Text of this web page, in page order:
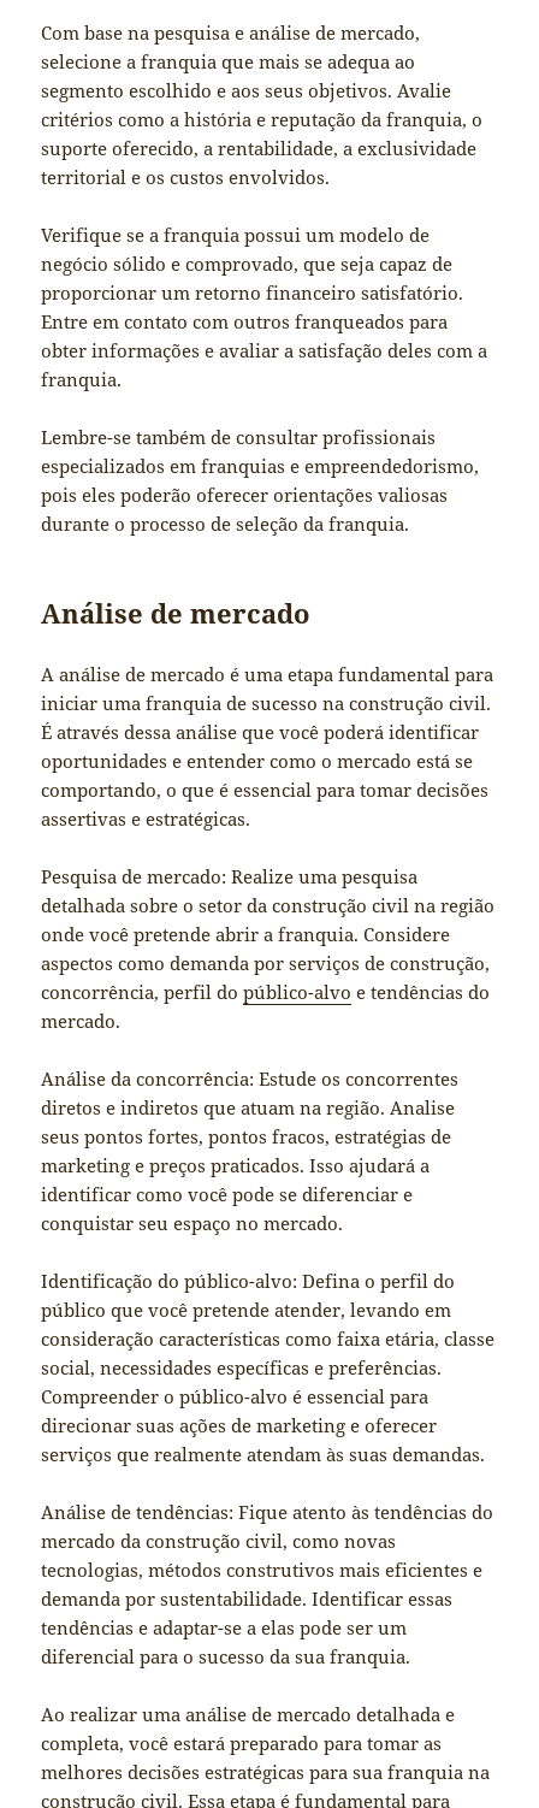
Com base na pesquisa e análise de mercado,
selecione a franquia que mais se adequa ao
segmento escolhido e aos seus objetivos. Avalie
critérios como a história e reputação da franquia, o
suporte oferecido, a rentabilidade, a exclusividade
territorial e os custos envolvidos.
Verifique se a franquia possui um modelo de
negócio sólido e comprovado, que seja capaz de
proporcionar um retorno financeiro satisfatório.
Entre em contato com outros franqueados para
obter informações e avaliar a satisfação deles com a
franquia.
Lembre-se também de consultar profissionais
especializados em franquias e empreendedorismo,
pois eles poderão oferecer orientações valiosas
durante o processo de seleção da franquia.
Análise de mercado
A análise de mercado é uma etapa fundamental para
iniciar uma franquia de sucesso na construção civil.
É através dessa análise que você poderá identificar
oportunidades e entender como o mercado está se
comportando, o que é essencial para tomar decisões
assertivas e estratégicas.
Pesquisa de mercado: Realize uma pesquisa
detalhada sobre o setor da construção civil na região
onde você pretende abrir a franquia. Considere
aspectos como demanda por serviços de construção,
concorrência, perfil dopúblico-alvo e tendências do
mercado.
Análise da concorrência: Estude os concorrentes
diretos e indiretos que atuam na região. Analise
seus pontos fortes, pontos fracos, estratégias de
marketing e preços praticados. Isso ajudará a
identificar como você pode se diferenciar e
conquistar seu espaço no mercado.
Identificação do público-alvo: Defina o perfil do
público que você pretende atender, levando em
consideração características como faixa etária, classe
social, necessidades específicas e preferências.
Compreender o público-alvo é essencial para
direcionar suas ações de marketing e oferecer
serviços que realmente atendam às suas demandas.
Análise de tendências: Fique atento às tendências do
mercado da construção civil, como novas
tecnologias, métodos construtivos mais eficientes e
demanda por sustentabilidade. Identificar essas
tendências e adaptar-se a elas pode ser um
diferencial para o sucesso da sua franquia.
Ao realizar uma análise de mercado detalhada e
completa, você estará preparado para tomar as
melhores decisões estratégicas para sua franquia na
construção civil. Essa etapa é fundamental para